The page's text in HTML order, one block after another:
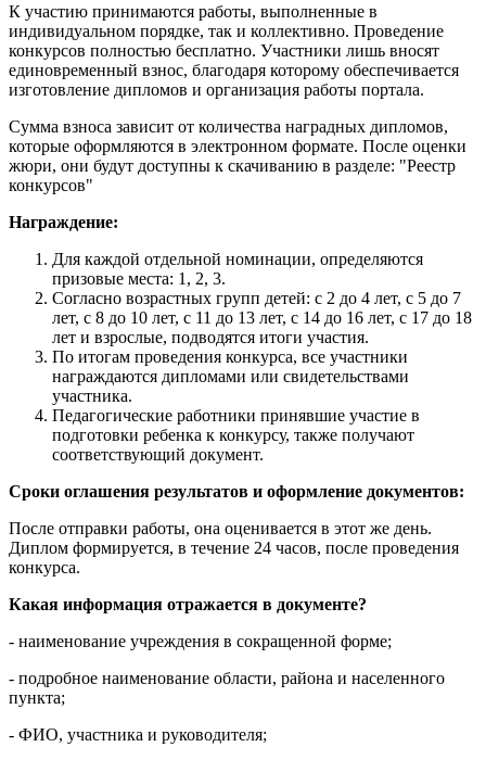
К участию принимаются работы, выполненные в
индивидуальном порядке, так и коллективно. Проведение
конкурсов полностью бесплатно. Участники лишь вносят
единовременный взнос, благодаря которому обеспечивается
изготовление дипломов и организация работы портала.
Сумма взноса зависит от количества наградных дипломов,
которые оформляются в электронном формате. После оценки
жюри, они будут доступны к скачиванию в разделе: "Реестр
конкурсов"
Награждение:
Для каждой отдельной номинации, определяются
призовые места: 1, 2, 3.
Согласно возрастных групп детей: с 2 до 4 лет, с 5 до 7
лет, с 8 до 10 лет, с 11 до 13 лет, с 14 до 16 лет, с 17 до 18
лет и взрослые, подводятся итоги участия.
По итогам проведения конкурса, все участники
награждаются дипломами или свидетельствами
участника.
Педагогические работники принявшие участие в
подготовки ребенка к конкурсу, также получают
соответствующий документ.
Сроки оглашения результатов и оформление документов:
После отправки работы, она оценивается в этот же день.
Диплом формируется, в течение 24 часов, после проведения
конкурса.
Какая информация отражается в документе?
- наименование учреждения в сокращенной форме;
- подробное наименование области, района и населенного
пункта;
- ФИО, участника и руководителя;